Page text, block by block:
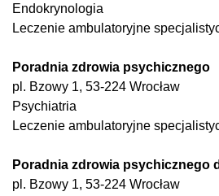
Endokrynologia
Leczenie ambulatoryjne
Poradnia zdrowia psychicznego
pl. Bzowy 1, 53-224 Wrocław
Psychiatria
Leczenie ambulatoryjne
Poradnia zdrowia psychicznego
pl. Bzowy 1, 53-224 Wrocław